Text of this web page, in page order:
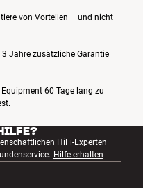
von Vorteilen – und nicht
Jahre zusätzliche Garantie
60 Tage lang zu
HiFi-Experten
Hilfe erhalten